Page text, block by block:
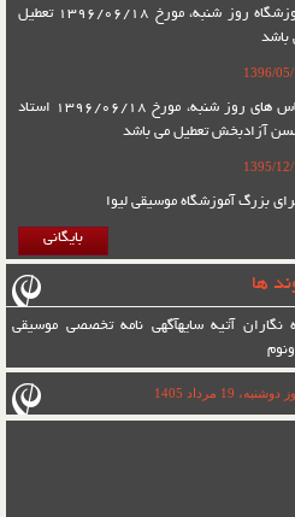
آموزشگاه روز شنبه، مورخ 1396/06/18 تعطیل
باشد
1396/
کلاس های روز شنبه، مورخ 1396/06/18 استاد
آزادبخش تعطیل می باشد
1395/12/
بزرگ آموزشگاه موسیقی لیوا
بایگانی
ها
نگاران آتیه سایهآگهی نامه تخصصی موسیقی
19 مرداد 1405